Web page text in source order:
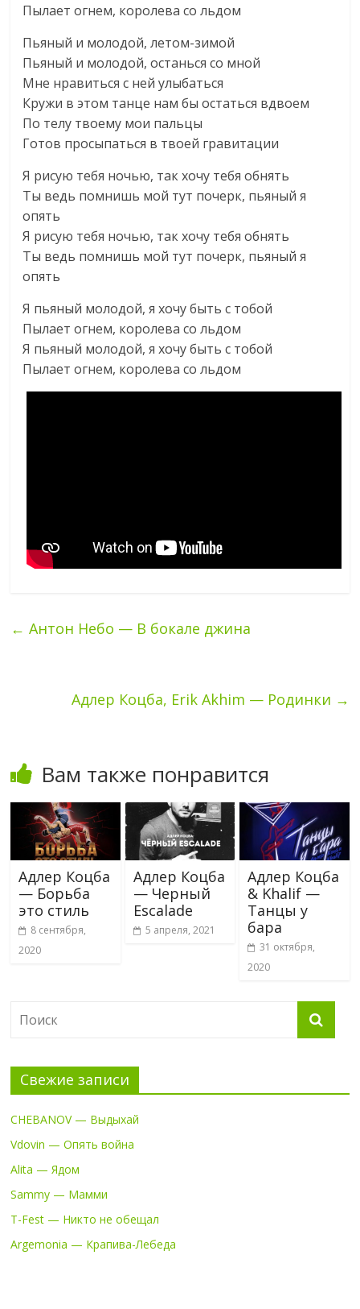
Пылает огнем, королева со льдом
Пьяный и молодой, летом-зимой
Пьяный и молодой, останься со мной
Мне нравиться с ней улыбаться
Кружи в этом танце нам бы остаться вдвоем
По телу твоему мои пальцы
Готов просыпаться в твоей гравитации
Я рисую тебя ночью, так хочу тебя обнять
Ты ведь помнишь мой тут почерк, пьяный я
опять
Я рисую тебя ночью, так хочу тебя обнять
Ты ведь помнишь мой тут почерк, пьяный я
опять
Я пьяный молодой, я хочу быть с тобой
Пылает огнем, королева со льдом
Я пьяный молодой, я хочу быть с тобой
Пылает огнем, королева со льдом
← Антон Небо — В бокале джина
Адлер Коцба, Erik Akhim — Родинки →
Вам также понравится
Адлер Коцба
— Борьба
это стиль
8 сентября,
2020
Адлер Коцба
— Черный
Escalade
5 апреля, 2021
Адлер Коцба
& Khalif —
Танцы у
бара
31 октября,
2020
Свежие записи
CHEBANOV — Выдыхай
Vdovin — Опять война
Alita — Ядом
Sammy — Мамми
T-Fest — Никто не обещал
Argemonia — Крапива-Лебеда